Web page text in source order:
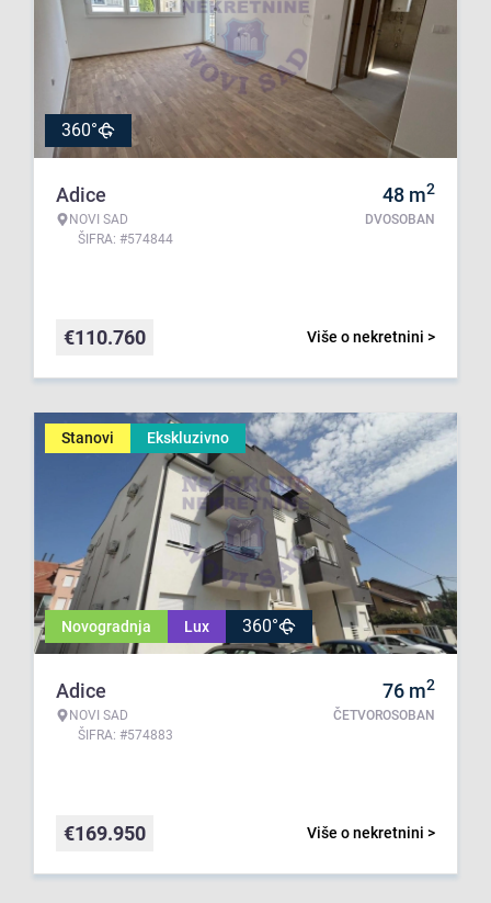
360°
Adice
NOVI SAD
ŠIFRA: #574844
48 m2
DVOSOBAN
Više o nekretnini >
€110.760
Stanovi Ekskluzivno
Novogradnja Lux 360°
Adice
NOVI SAD
ŠIFRA: #574883
76 m2
ČETVOROSOBAN
Više o nekretnini >
€169.950